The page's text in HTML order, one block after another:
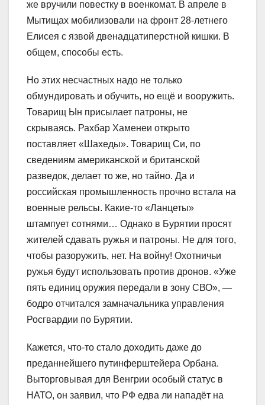
же вручили повестку в военкомат. В апреле в
Мытищах мобилизовали на фронт 28-летнего
Елисея с язвой двенадцатиперстной кишки. В
общем, способы есть.
Но этих несчастных надо не только
обмундировать и обучить, но ещё и вооружить.
Товарищ Ын присылает патроны, не
скрываясь. Рахбар Хаменеи открыто
поставляет «Шахеды». Товарищ Си, по
сведениям американской и британской
разведок, делает то же, но тайно. Да и
российская промышленность прочно встала на
военные рельсы. Какие-то «Ланцеты»
штампует сотнями… Однако в Бурятии просят
жителей сдавать ружья и патроны. Не для того,
чтобы разоружить, нет. На войну! Охотничьи
ружья будут использовать против дронов. «Уже
пять единиц оружия передали в зону СВО», —
бодро отчитался замначальника управления
Росгвардии по Бурятии.
Кажется, что-то стало доходить даже до
преданнейшего путинферштейера Орбана.
Выторговывая для Венгрии особый статус в
НАТО, он заявил, что РФ едва ли нападёт на